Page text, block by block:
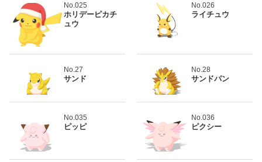
No.025
ホリデーピカチ
ュウ
No.026
ライチュウ
No.27
サンド
No.28
サンドパン
No.035
ピッピ
No.036
ピクシー